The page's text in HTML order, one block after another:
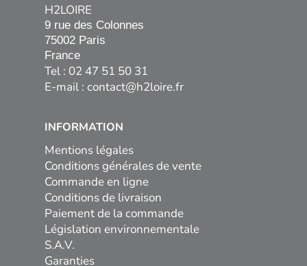
H2LOIRE
9 rue des Colonnes
75002 Paris
France
Tel : 02 47 51 50 31
E-mail : contact@h2loire.fr
INFORMATION
Mentions légales
Conditions générales de vente
Commande en ligne
Conditions de livraison
Paiement de la commande
Législation environnementale
S.A.V.
Garanties